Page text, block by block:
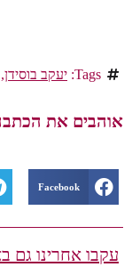
Tags: יעקב בוסידן,
אוהבים את
Facebook
עקבו אחרינו גם